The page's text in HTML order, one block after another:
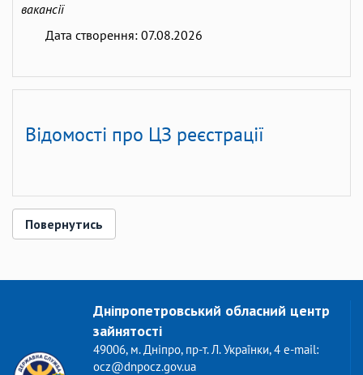
вакансії
Дата створення: 07.08.2026
Відомості про ЦЗ реєстрації
Повернутись
Дніпропетровський обласний центр
зайнятості
49006, м. Дніпро, пр-т. Л. Українки, 4 e-mail:
ocz@dnpocz.gov.ua